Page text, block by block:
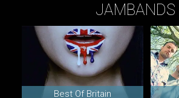
JAMBANDS
Best Of Britain